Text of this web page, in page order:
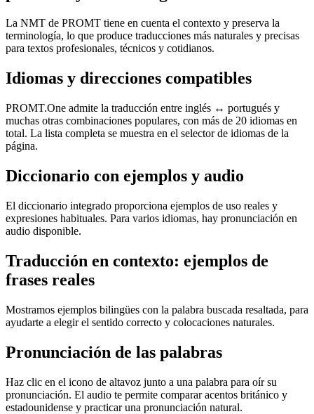
La NMT de PROMT tiene en cuenta el contexto y preserva la
terminología, lo que produce traducciones más naturales y precisas
para textos profesionales, técnicos y cotidianos.
Idiomas y direcciones compatibles
PROMT.One admite la traducción entre inglés ↔ portugués y
muchas otras combinaciones populares, con más de 20 idiomas en
total. La lista completa se muestra en el selector de idiomas de la
página.
Diccionario con ejemplos y audio
El diccionario integrado proporciona ejemplos de uso reales y
expresiones habituales. Para varios idiomas, hay pronunciación en
audio disponible.
Traducción en contexto: ejemplos de
frases reales
Mostramos ejemplos bilingües con la palabra buscada resaltada, para
ayudarte a elegir el sentido correcto y colocaciones naturales.
Pronunciación de las palabras
Haz clic en el icono de altavoz junto a una palabra para oír su
pronunciación. El audio te permite comparar acentos británico y
estadounidense y practicar una pronunciación natural.